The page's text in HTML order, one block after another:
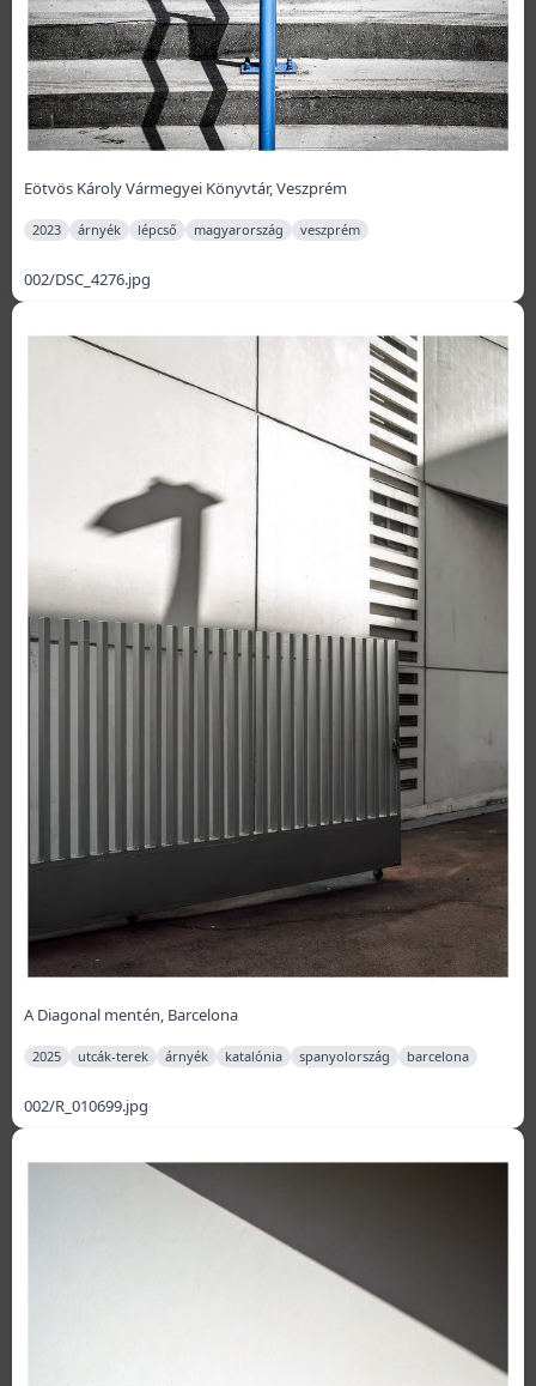
Eötvös Károly Vármegyei Könyvtár, Veszprém
2023 árnyék lépcső magyarország veszprém
002/DSC_4276.jpg
A Diagonal mentén, Barcelona
2025 utcák-terek árnyék katalónia spanyolország barcelona
002/R_010699.jpg